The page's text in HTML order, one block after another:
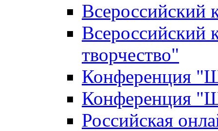
Всероссийский
Всероссийский
творчество"
Конференция
Конференция
Российская